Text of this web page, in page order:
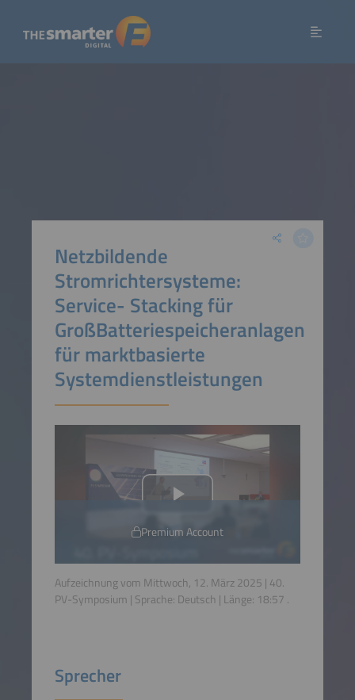
Netzbildende
Stromrichtersysteme:
Service- Stacking für
GroßBatteriespeicheranlagen
für marktbasierte
Systemdienstleistungen
Premium Account
Aufzeichnung vom Mittwoch, 12. März 2025 | 40.
PV-Symposium | Sprache: Deutsch | Länge: 18:57 .
Sprecher